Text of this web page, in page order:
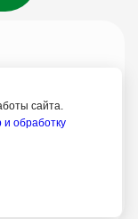
сайта.
и обработку